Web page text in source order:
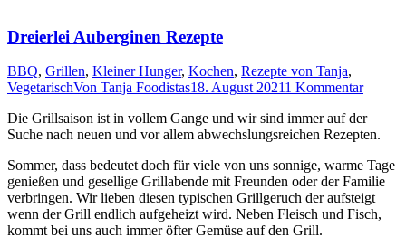
Dreierlei Auberginen Rezepte
BBQ, Grillen, Kleiner Hunger, Kochen, Rezepte von Tanja,
VegetarischVon Tanja Foodistas18. August 20211 Kommentar
Die Grill­sai­son ist in vol­lem Gan­ge und wir sind immer auf der
Suche nach neu­en und vor allem abwechs­lungs­rei­chen Rezepten.
Som­mer, dass bedeu­tet doch für vie­le von uns son­ni­ge, war­me Tage
genie­ßen und gesel­li­ge Grill­aben­de mit Freun­den oder der Fami­lie
ver­brin­gen. Wir lie­ben die­sen typi­schen Grill­ge­ruch der auf­steigt
wenn der Grill end­lich auf­ge­heizt wird. Neben Fleisch und Fisch,
kommt bei uns auch immer öfter Gemü­se auf den Grill.